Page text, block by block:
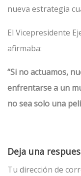
nueva estrategia
El Vicepresidente
afirmaba:
“Si no actuamos,
enfrentarse a un
no sea solo una
Deja una
Tu dirección de